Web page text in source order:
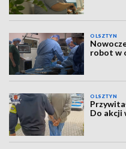
OLSZTYN
robot w
OLSZTYN
Do akcji